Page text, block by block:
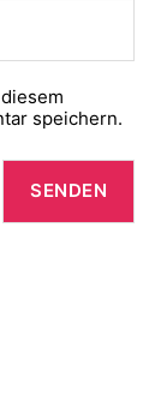
speichern.